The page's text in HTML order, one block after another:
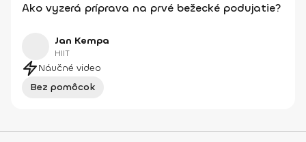
Ako vyzerá príprava na prvé bežecké podujatie?
Jan Kempa
HIIT
Náučné video
Bez pomôcok